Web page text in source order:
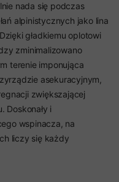
nada się podczas
alpinistycznych jako lina
gładkiemu oplotowi
zminimalizowano
terenie imponująca
asekuracyjnym,
zwiększającej
Doskonały i
wspinacza, na
liczy się każdy